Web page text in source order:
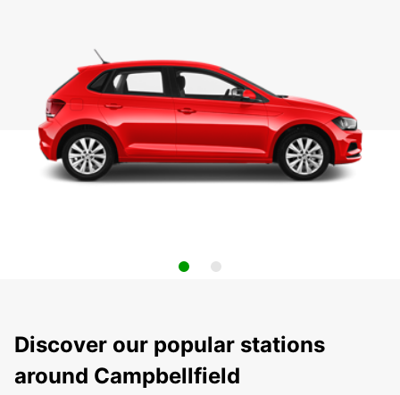
Discover our popular stations
around Campbellfield